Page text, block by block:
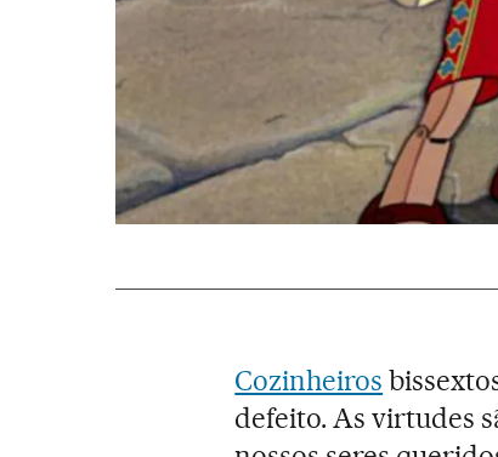
Cozinheiros
defeito. As virtudes